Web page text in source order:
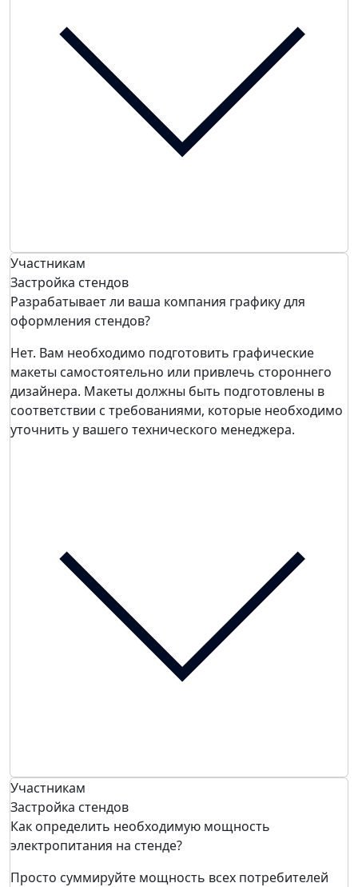
Участникам
Застройка стендов
Разрабатывает ли ваша компания графику для
оформления стендов?
Нет. Вам необходимо подготовить графические
макеты самостоятельно или привлечь стороннего
дизайнера. Макеты должны быть подготовлены в
соответствии с требованиями, которые необходимо
уточнить у вашего технического менеджера.
Участникам
Застройка стендов
Как определить необходимую мощность
электропитания на стенде?
Просто суммируйте мощность всех потребителей